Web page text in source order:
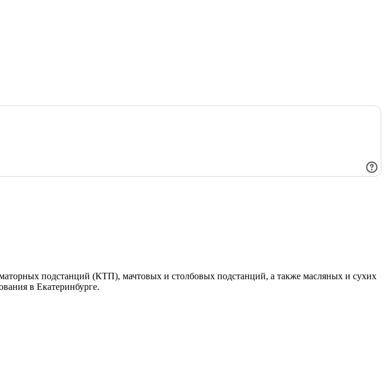
подстанций (КТП), мачтовых и столбовых подстанций, а также масляных и сухих
в Екатеринбурге.